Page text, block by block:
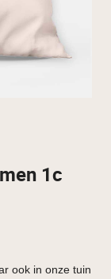
1c
ook in onze tuin